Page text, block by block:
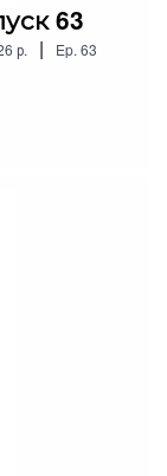
63
р. | Ep. 63